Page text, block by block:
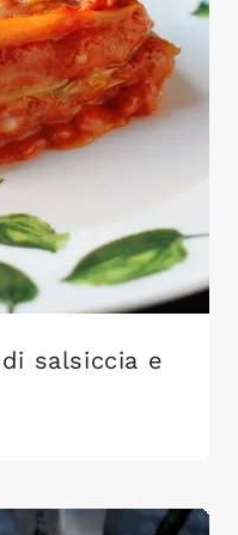
salsiccia e